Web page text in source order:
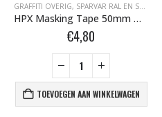
, TAPE- EN AFDEKMATERIALEN
GRAFFITI OVERIG, SPARVAR RAL EN SPECIALE SPRAY
HPX Masking Tape 50mm MA5050
€4,80
TOEVOEGEN AAN WINKELWAGEN